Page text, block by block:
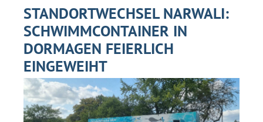
STANDORTWECHSEL NARWALI:
SCHWIMMCONTAINER IN
DORMAGEN FEIERLICH
EINGEWEIHT